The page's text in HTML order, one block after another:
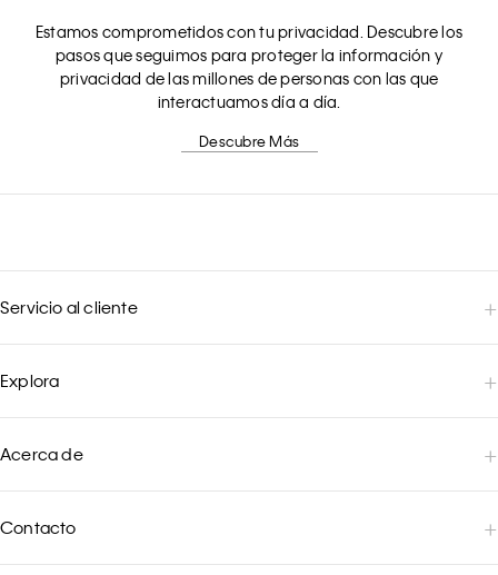
Estamos comprometidos con tu privacidad. Descubre los
pasos que seguimos para proteger la información y
privacidad de las millones de personas con las que
interactuamos día a día.
Descubre Más
Servicio al cliente
Explora
Acerca de
Contacto